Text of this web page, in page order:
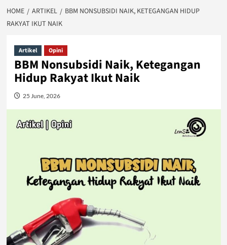
HOME ARTIKEL
BBM NONSUBSIDI NAIK, KETEGANGAN HIDUP
RAKYAT IKUT NAIK
Artikel Opini
BBM Nonsubsidi Naik, Ketegangan
Hidup Rakyat Ikut Naik
25 June, 2026